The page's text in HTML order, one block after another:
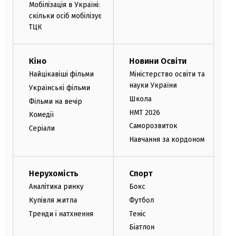
Мобілізація в Україні:
скільки осіб мобілізує
ТЦК
Кіно
Найцікавіші фільми
Українські фільми
Фільми на вечір
Комедії
Серіали
Новини Освіти
Міністерство освіти та
науки України
Школа
НМТ 2026
Саморозвиток
Навчання за кордоном
Нерухомість
Аналітика ринку
Купівля житла
Тренди і натхнення
Спорт
Бокс
Футбол
Теніс
Біатлон